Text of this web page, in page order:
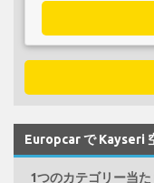
Europcar で Kayseri
1つのカテゴリー当